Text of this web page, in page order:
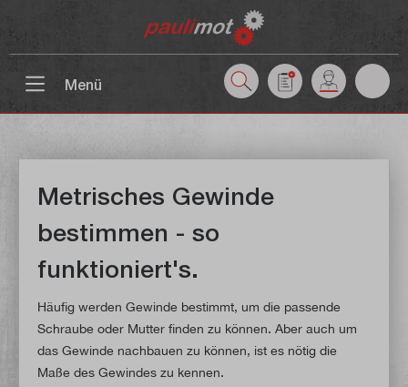
Menü
Metrisches Gewinde
bestimmen - so
funktioniert's.
Häufig werden Gewinde bestimmt, um die passende
Schraube oder Mutter finden zu können. Aber auch um
das Gewinde nachbauen zu können, ist es nötig die
Maße des Gewindes zu kennen.